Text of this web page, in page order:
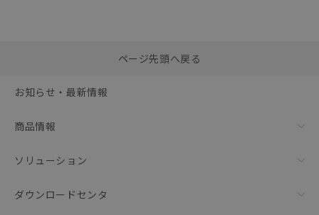
括ダウンロード
ページ先頭へ戻る
お知らせ・最新情報
商品情報
ソリューション
ダウンロードセンタ